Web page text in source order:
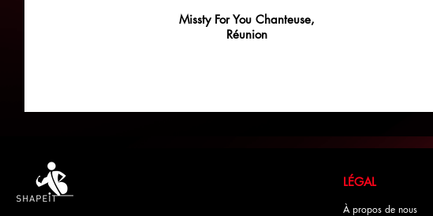
Missty For You Chanteuse,
Réunion
À propos de nous